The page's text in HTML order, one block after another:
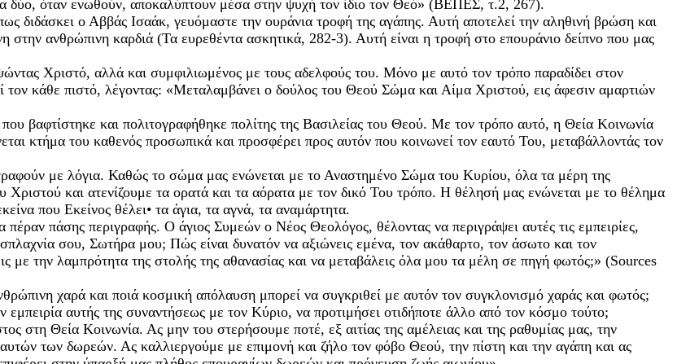
δύο, όταν ενωθούν, αποκαλύπτουν μέσα στην ψυχή τον ίδιο τον Θεό» (ΒΕΠΕΣ, τ.2, 267).
διδάσκει ο Αββάς Ισαάκ, γευόμαστε την ουράνια τροφή της αγάπης. Αυτή αποτελεί την αληθινή βρώση και
στην ανθρώπινη καρδιά (Τα ευρεθέντα ασκητικά, 282-3). Αυτή είναι η τροφή στο επουράνιο δείπνο που μας
Χριστό, αλλά και συμφιλιωμένος με τους αδελφούς του. Μόνο με αυτό τον τρόπο παραδίδει στον
τον κάθε πιστό, λέγοντας: «Μεταλαμβάνει ο δούλος του Θεού Σώμα και Αίμα Χριστού, εις άφεσιν αμαρτιών
βαφτίστηκε και πολιτογραφήθηκε πολίτης της Βασιλείας του Θεού. Με τον τρόπο αυτό, η Θεία Κοινωνία
κτήμα του καθενός προσωπικά και προσφέρει προς αυτόν που κοινωνεί τον εαυτό Του, μεταβάλλοντάς τον
με λόγια. Καθώς το σώμα μας ενώνεται με το Αναστημένο Σώμα του Κυρίου, όλα τα μέρη της
και ατενίζουμε τα ορατά και τα αόρατα με τον δικό Του τρόπο. Η θέλησή μας ενώνεται με το θέλημα
που Εκείνος θέλει• τα άγια, τα αγνά, τα αναμάρτητα.
πάσης περιγραφής. Ο άγιος Συμεών ο Νέος Θεολόγος, θέλοντας να περιγράψει αυτές τις εμπειρίες,
σου, Σωτήρα μου; Πώς είναι δυνατόν να αξιώνεις εμένα, τον ακάθαρτο, τον άσωτο και τον
με την λαμπρότητα της στολής της αθανασίας και να μεταβάλεις όλα μου τα μέλη σε πηγή φωτός;» (Sources
χαρά και ποιά κοσμική απόλαυση μπορεί να συγκριθεί με αυτόν τον συγκλονισμό χαράς και φωτός;
αυτής της συναντήσεως με τον Κύριο, να προτιμήσει οτιδήποτε άλλο από τον κόσμο τούτο;
στη Θεία Κοινωνία. Ας μην του στερήσουμε ποτέ, εξ αιτίας της αμέλειας και της ραθυμίας μας, την
των δωρεών. Ας καλλιεργούμε με επιμονή και ζήλο τον φόβο Θεού, την πίστη και την αγάπη και ας